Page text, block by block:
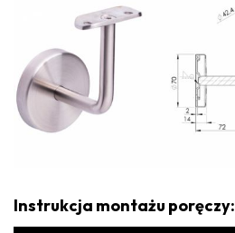
Instrukcja montażu poręczy: